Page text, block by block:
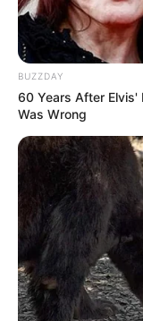
Tags Gujarat
અમારી યુટ્યુબ
BUZZDAY
60 Years After Elvis'
Was Wrong